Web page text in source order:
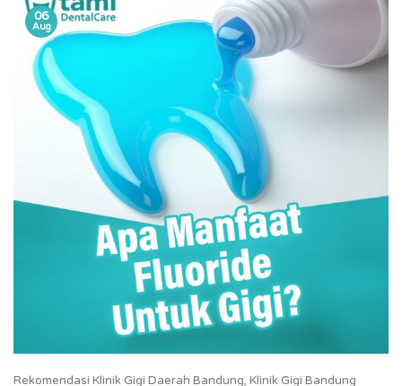
06
Aug
Rekomendasi Klinik Gigi Daerah Bandung, Klinik Gigi Bandung